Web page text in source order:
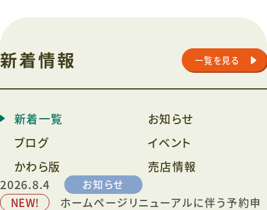
新着情報 一覧を見る
新着一覧
お知らせ
ブログ
イベント
かわら版
売店情報
2026.8.4
お知らせ
NEW!
ホームページリニューアルに伴う予約申